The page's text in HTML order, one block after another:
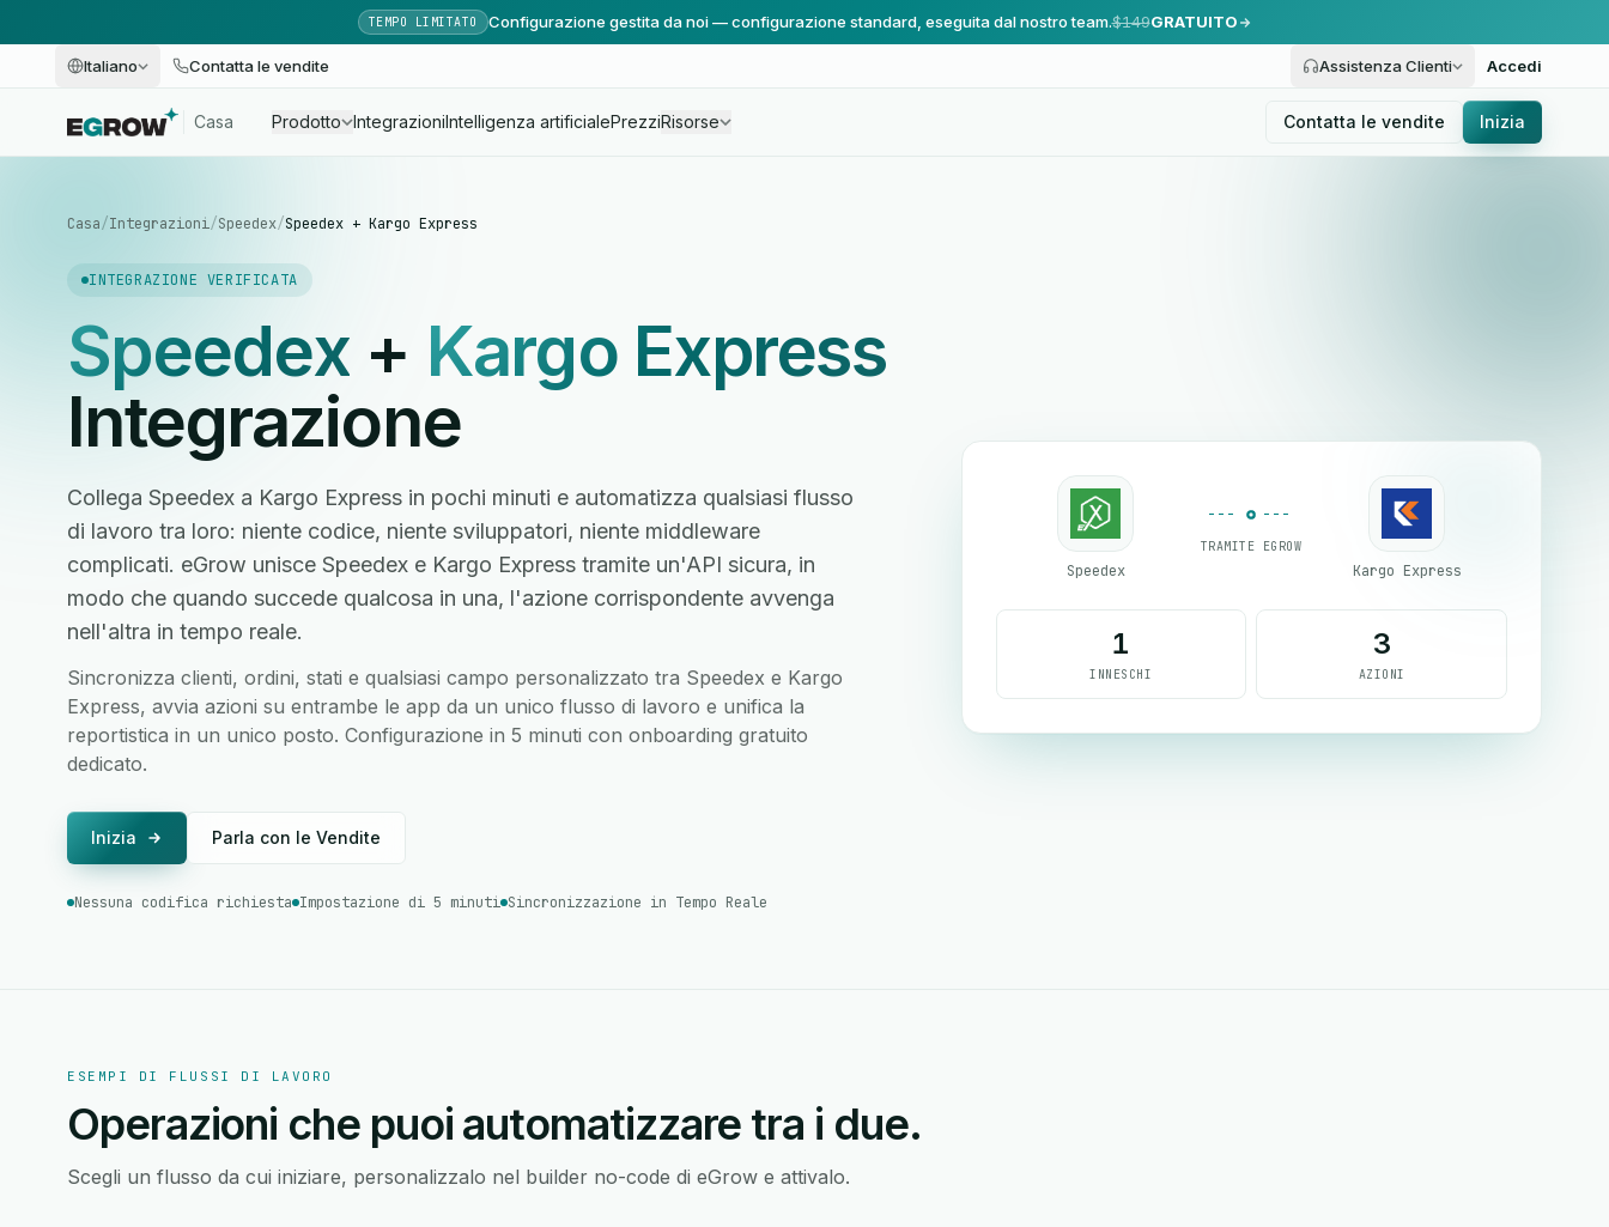
TEMPO LIMITATO Configurazione gestita da noi — configurazione standard, eseguita dal nostro team.$149GRATUITO
Italiano Contatta le vendite Assistenza Clienti Accedi
Casa Prodotto IntegrazioniIntelligenza artificialePrezziRisorse Contatta le vendite Inizia
Casa/Integrazioni/Speedex/Speedex + Kargo Express
INTEGRAZIONE VERIFICATA
Speedex+ Kargo Express
Integrazione
Collega Speedex a Kargo Express in pochi minuti e automatizza qualsiasi flusso
di lavoro tra loro: niente codice, niente sviluppatori, niente middleware
complicati. eGrow unisce Speedex e Kargo Express tramite un'API sicura, in
modo che quando succede qualcosa in una, l'azione corrispondente avvenga
nell'altra in tempo reale.
Sincronizza clienti, ordini, stati e qualsiasi campo personalizzato tra Speedex e Kargo
Express, avvia azioni su entrambe le app da un unico flusso di lavoro e unifica la
reportistica in un unico posto. Configurazione in 5 minuti con onboarding gratuito
dedicato.
Inizia Parla con le Vendite
Nessuna codifica richiesta Impostazione di 5 minuti Sincronizzazione in Tempo Reale
Speedex
TRAMITE EGROW
Kargo Express
1
INNESCHI
3
AZIONI
ESEMPI DI FLUSSI DI LAVORO
Operazioni che puoi automatizzare tra i due.
Scegli un flusso da cui iniziare, personalizzalo nel builder no-code di eGrow e attivalo.